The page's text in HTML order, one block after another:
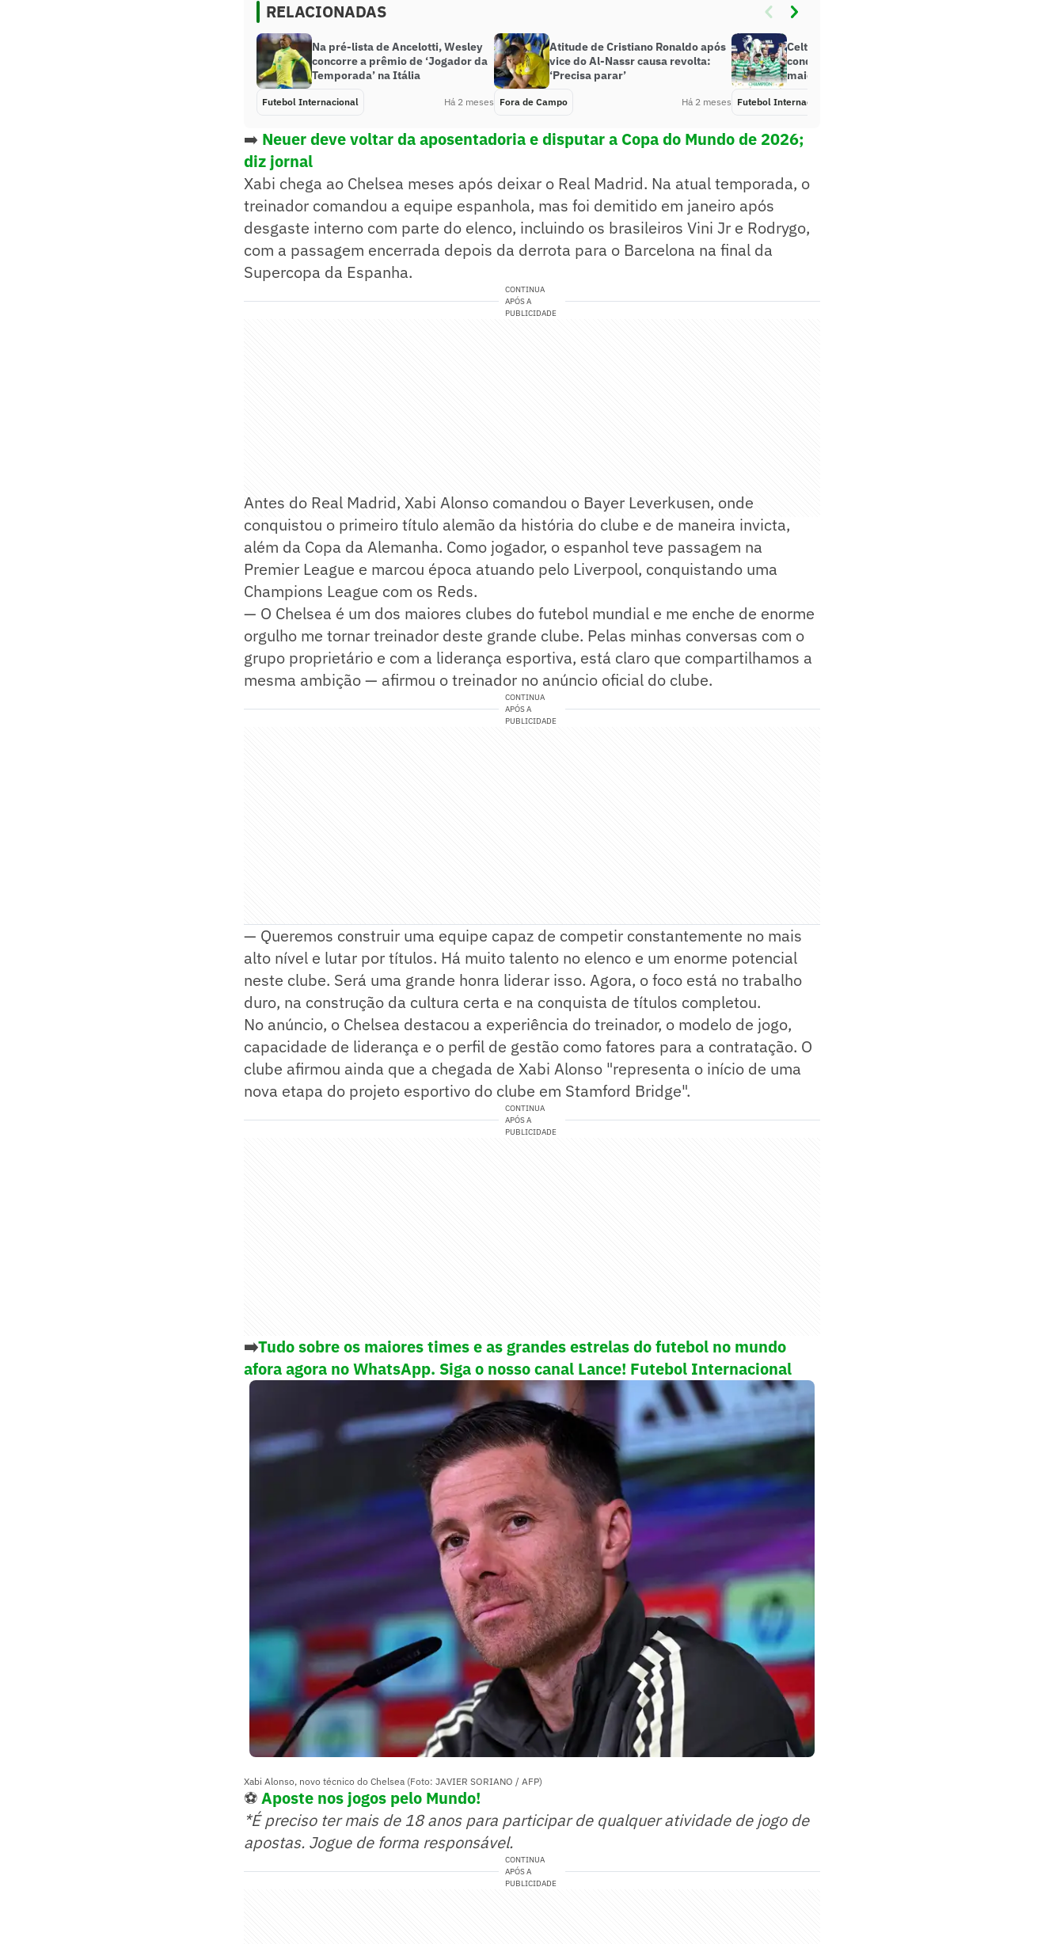
RELACIONADAS
Na pré-lista de Ancelotti, Wesley
concorre a prêmio de ‘Jogador da
Temporada’ na Itália
Futebol Internacional Há 2 meses
Atitude de Cristiano Ronaldo após
vice do Al-Nassr causa revolta:
‘Precisa parar’
Fora de Campo Há 2 meses
Celtic vira sobre o Hearts,
conquista 56º título e se torna o
maior campeão da Escócia
Futebol Internacional
➡️ Neuer deve voltar da aposentadoria e disputar a Copa do Mundo de 2026;
diz jornal
Xabi chega ao Chelsea meses após deixar o Real Madrid. Na atual temporada, o
treinador comandou a equipe espanhola, mas foi demitido em janeiro após
desgaste interno com parte do elenco, incluindo os brasileiros Vini Jr e Rodrygo,
com a passagem encerrada depois da derrota para o Barcelona na final da
Supercopa da Espanha.
CONTINUA
APÓS A
PUBLICIDADE
Antes do Real Madrid, Xabi Alonso comandou o Bayer Leverkusen, onde
conquistou o primeiro título alemão da história do clube e de maneira invicta,
além da Copa da Alemanha. Como jogador, o espanhol teve passagem na
Premier League e marcou época atuando pelo Liverpool, conquistando uma
Champions League com os Reds.
— O Chelsea é um dos maiores clubes do futebol mundial e me enche de enorme
orgulho me tornar treinador deste grande clube. Pelas minhas conversas com o
grupo proprietário e com a liderança esportiva, está claro que compartilhamos a
mesma ambição — afirmou o treinador no anúncio oficial do clube.
CONTINUA
APÓS A
PUBLICIDADE
— Queremos construir uma equipe capaz de competir constantemente no mais
alto nível e lutar por títulos. Há muito talento no elenco e um enorme potencial
neste clube. Será uma grande honra liderar isso. Agora, o foco está no trabalho
duro, na construção da cultura certa e na conquista de títulos completou.
No anúncio, o Chelsea destacou a experiência do treinador, o modelo de jogo,
capacidade de liderança e o perfil de gestão como fatores para a contratação. O
clube afirmou ainda que a chegada de Xabi Alonso "representa o início de uma
nova etapa do projeto esportivo do clube em Stamford Bridge".
CONTINUA
APÓS A
PUBLICIDADE
➡️Tudo sobre os maiores times e as grandes estrelas do futebol no mundo
afora agora no WhatsApp. Siga o nosso canal Lance! Futebol Internacional
Xabi Alonso, novo técnico do Chelsea (Foto: JAVIER SORIANO / AFP)
⚽Aposte nos jogos pelo Mundo!
*É preciso ter mais de 18 anos para participar de qualquer atividade de jogo de
apostas. Jogue de forma responsável.
CONTINUA
APÓS A
PUBLICIDADE